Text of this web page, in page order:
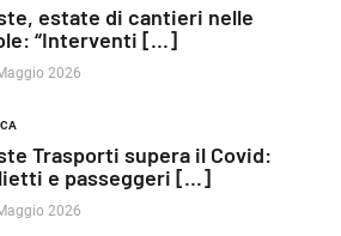
estate di cantieri nelle
“Interventi [...]
2026
Trasporti supera il Covid:
e passeggeri [...]
2026